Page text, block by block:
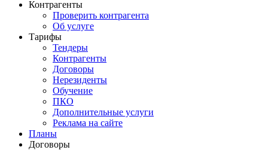
Контрагенты
Проверить контрагента
Об услуге
Тарифы
Тендеры
Контрагенты
Договоры
Нерезиденты
Обучение
ПКО
Дополнительные услуги
Реклама на сайте
Планы
Договоры